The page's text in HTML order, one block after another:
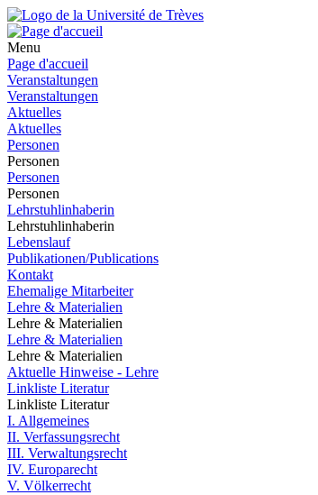
Menu
Page d'accueil
Veranstaltungen
Veranstaltungen
Aktuelles
Aktuelles
Personen
Personen
Personen
Personen
Lehrstuhlinhaberin
Lehrstuhlinhaberin
Lebenslauf
Publikationen/Publications
Kontakt
Ehemalige Mitarbeiter
Lehre & Materialien
Lehre & Materialien
Lehre & Materialien
Lehre & Materialien
Aktuelle Hinweise - Lehre
Linkliste Literatur
Linkliste Literatur
I. Allgemeines
II. Verfassungsrecht
III. Verwaltungsrecht
IV. Europarecht
V. Völkerrecht